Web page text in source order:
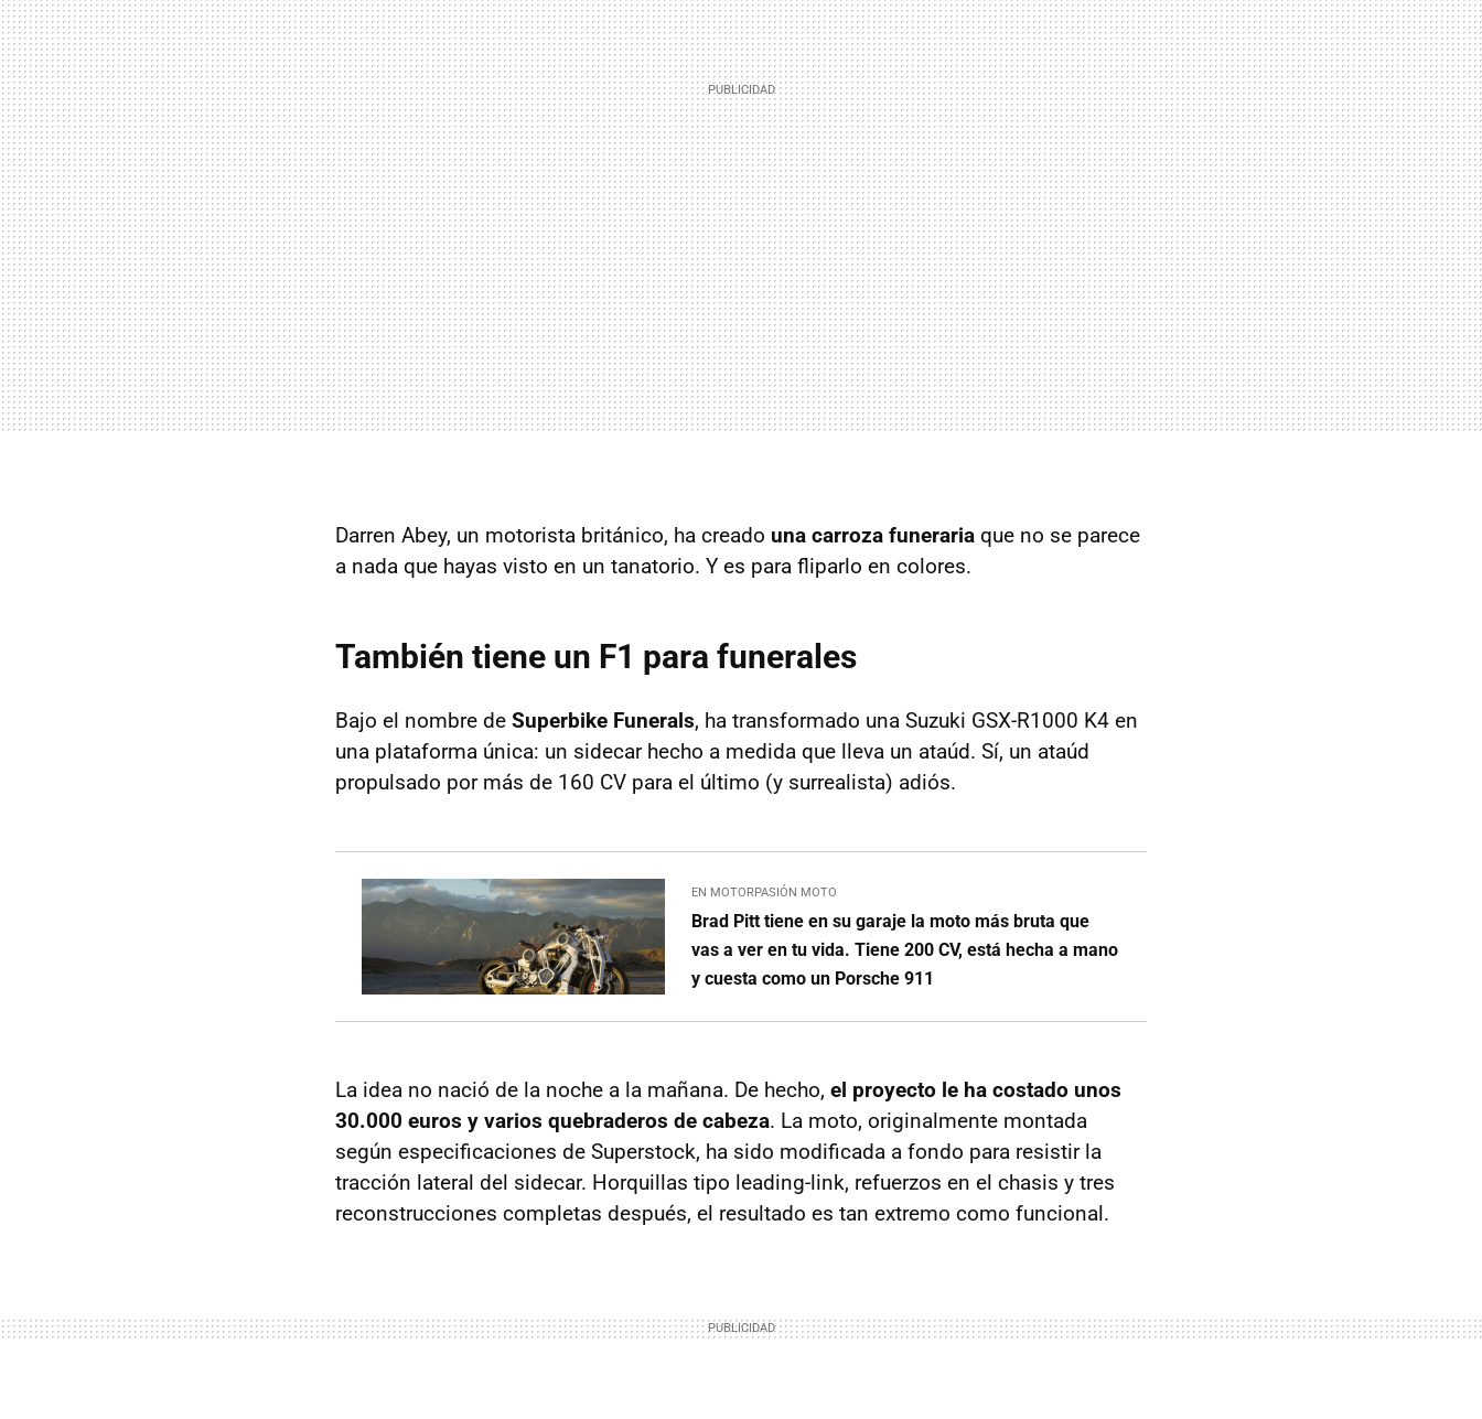
Darren Abey, un motorista británico, ha creado una carroza funeraria que no se parece
a nada que hayas visto en un tanatorio. Y es para fliparlo en colores.
También tiene un F1 para funerales
Bajo el nombre de Superbike Funerals, ha transformado una Suzuki GSX-R1000 K4 en
una plataforma única: un sidecar hecho a medida que lleva un ataúd. Sí, un ataúd
propulsado por más de 160 CV para el último (y surrealista) adiós.
EN MOTORPASIÓN MOTO
Brad Pitt tiene en su garaje la moto más bruta que
vas a ver en tu vida. Tiene 200 CV, está hecha a mano
y cuesta como un Porsche 911
La idea no nació de la noche a la mañana. De hecho, el proyecto le ha costado unos
30.000 euros y varios quebraderos de cabeza. La moto, originalmente montada
según especificaciones de Superstock, ha sido modificada a fondo para resistir la
tracción lateral del sidecar. Horquillas tipo leading-link, refuerzos en el chasis y tres
reconstrucciones completas después, el resultado es tan extremo como funcional.